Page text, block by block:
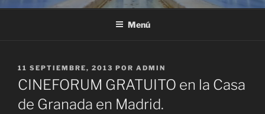
Menú
PUBLICADO
EL
11 SEPTIEMBRE, 2013 POR ADMIN
CINEFORUM GRATUITO en la Casa
de Granada en Madrid.